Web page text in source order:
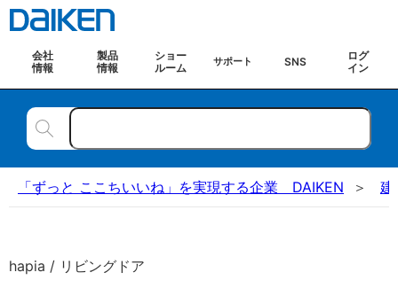
会社
情報
製品
情報
ショー
ルーム
サポート SNS
ログ
イン
「ずっと ここちいいね」を実現する企業 DAIKEN 建
hapia / リビングドア